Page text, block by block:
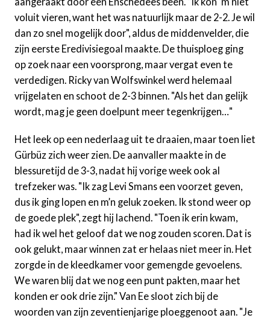
voluit vieren, want het was natuurlijk maar de 2-2. Je wil
dan zo snel mogelijk door", aldus de middenvelder, die
zijn eerste Eredivisiegoal maakte. De thuisploeg ging
op zoek naar een voorsprong, maar vergat even te
verdedigen. Ricky van Wolfswinkel werd helemaal
vrijgelaten en schoot de 2-3 binnen. "Als het dan gelijk
wordt, mag je geen doelpunt meer tegenkrijgen…"
Het leek op een nederlaag uit te draaien, maar toen liet
Gürbüz zich weer zien. De aanvaller maakte in de
blessuretijd de 3-3, nadat hij vorige week ook al
trefzeker was. "Ik zag Levi Smans een voorzet geven,
dus ik ging lopen en m’n geluk zoeken. Ik stond weer op
de goede plek", zegt hij lachend. "Toen ik erin kwam,
had ik wel het geloof dat we nog zouden scoren. Dat is
ook gelukt, maar winnen zat er helaas niet meer in. Het
zorgde in de kleedkamer voor gemengde gevoelens.
We waren blij dat we nog een punt pakten, maar het
konden er ook drie zijn." Van Ee sloot zich bij de
woorden van zijn zeventienjarige ploeggenoot aan. "Je